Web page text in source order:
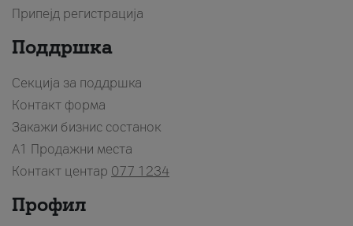
Припејд регистрација
Поддршка
Секција за поддршка
Контакт форма
Закажи бизнис состанок
A1 Продажни места
Контакт центар 077 1234
Профил